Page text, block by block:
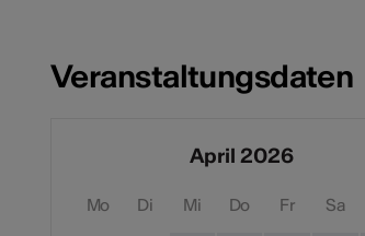
Veranstaltungsdaten
April 2026
Mo Di Mi Do Fr Sa